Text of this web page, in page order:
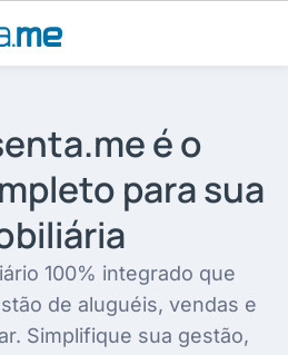
é o
para sua
100% integrado que
de aluguéis, vendas e
Simplifique sua gestão,